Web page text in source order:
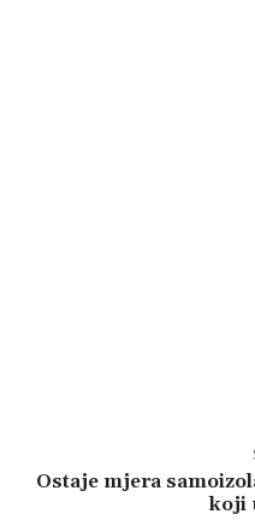
Ostaje mjera
koji